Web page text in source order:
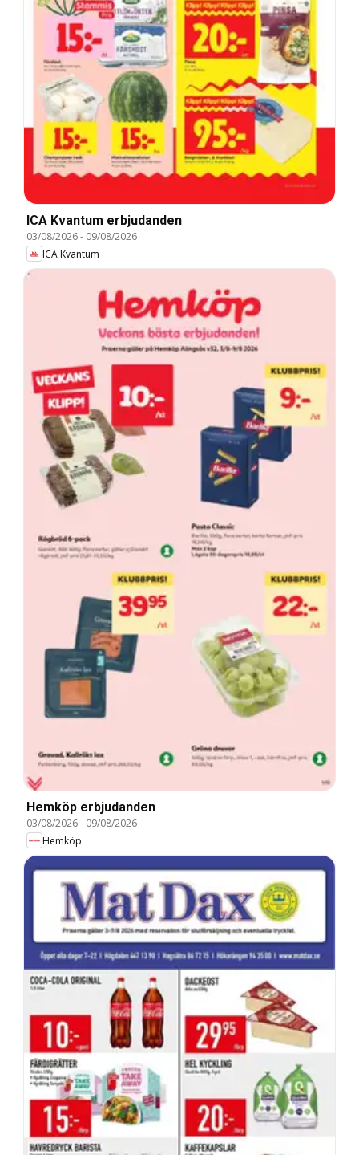
ICA Kvantum erbjudanden
03/08/2026- 09/08/2026
ICA Kvantum
Hemköp erbjudanden
03/08/2026- 09/08/2026
Hemköp